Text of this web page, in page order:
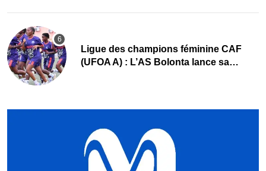
Ligue des champions féminine CAF
(UFOA A) : L’AS Bolonta lance sa